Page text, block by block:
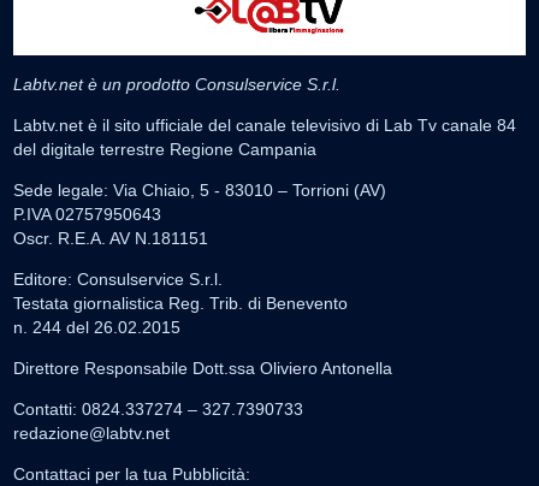
Labtv.net è un prodotto Consulservice S.r.l.
Labtv.net è il sito ufficiale del canale televisivo di Lab Tv canale 84
del digitale terrestre Regione Campania
Sede legale: Via Chiaio, 5 - 83010 – Torrioni (AV)
P.IVA 02757950643
Oscr. R.E.A. AV N.181151
Editore: Consulservice S.r.l.
Testata giornalistica Reg. Trib. di Benevento
n. 244 del 26.02.2015
Direttore Responsabile Dott.ssa Oliviero Antonella
Contatti: 0824.337274 – 327.7390733
redazione@labtv.net
Contattaci per la tua Pubblicità: